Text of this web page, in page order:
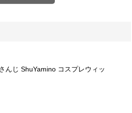
んじ ShuYamino コスプレウィッ